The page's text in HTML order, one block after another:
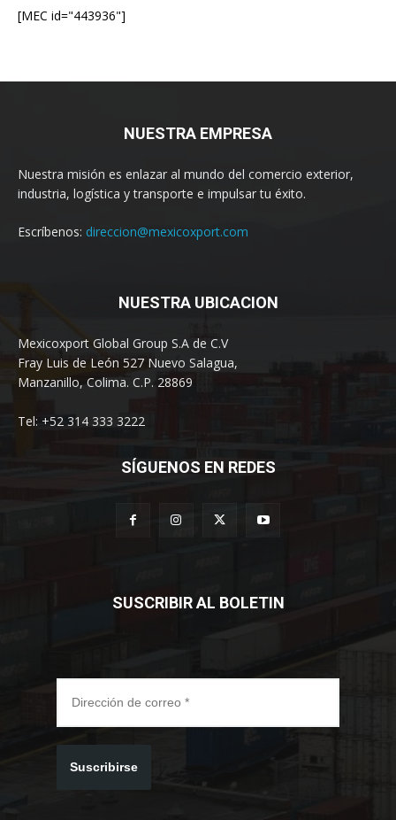
[MEC id="443936"]
NUESTRA EMPRESA
Nuestra misión es enlazar al mundo del comercio exterior,
industria, logística y transporte e impulsar tu éxito.
Escríbenos: direccion@mexicoxport.com
NUESTRA UBICACION
Mexicoxport Global Group S.A de C.V
Fray Luis de León 527 Nuevo Salagua,
Manzanillo, Colima. C.P. 28869
Tel: +52 314 333 3222
SÍGUENOS EN REDES
SUSCRIBIR AL BOLETIN
Suscribirse